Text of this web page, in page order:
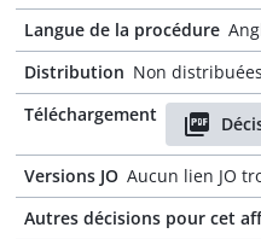
Langue de la procédure
Distribution Non
Téléchargement
Versions JO Aucun lien JO
Autres décisions pour cet